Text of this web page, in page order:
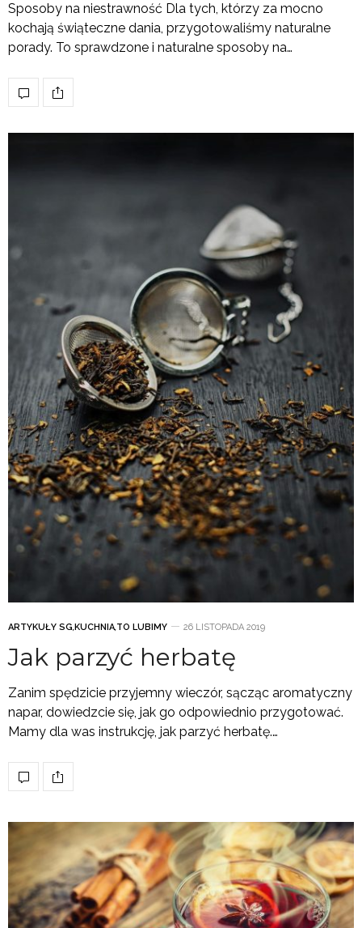
Sposoby na niestrawność Dla tych, którzy za mocno
kochają świąteczne dania, przygotowaliśmy naturalne
porady. To sprawdzone i naturalne sposoby na…
ARTYKUŁY SG,KUCHNIA,TO LUBIMY 26 LISTOPADA 2019
Jak parzyć herbatę
Zanim spędzicie przyjemny wieczór, sącząc aromatyczny
napar, dowiedzcie się, jak go odpowiednio przygotować.
Mamy dla was instrukcję, jak parzyć herbatę.…